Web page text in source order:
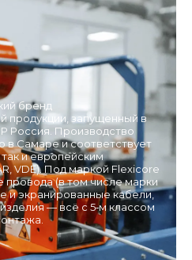
бренд
продукции, запущенный в
Россия. Производство
в Самаре и соответствует
и европейским
VDE). Под маркой Flexicore
(в том числе марки
и экранированные кабели,
— всё с 5‑м классом